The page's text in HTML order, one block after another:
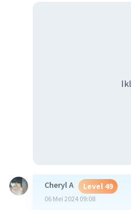
Cheryl A Level 49
06 Mei 2024 09:08